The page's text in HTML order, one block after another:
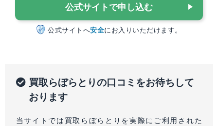
公式サイトで申し込む
公式サイトへ安全にお入りいただけます。
買取らぼらとりの口コミをお待ちして
おります
当サイトでは買取らぼらとりを実際にご利用された